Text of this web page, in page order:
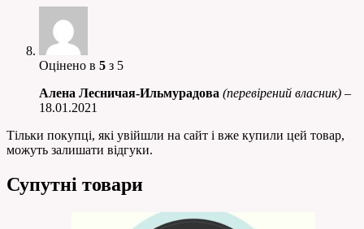
Оцінено в 5 з 5
Алена Лесничая-Ильмурадова (перевірений власник) –
18.01.2021
Тільки покупці, які увійшли на сайт і вже купили цей товар,
можуть залишати відгуки.
Супутні товари